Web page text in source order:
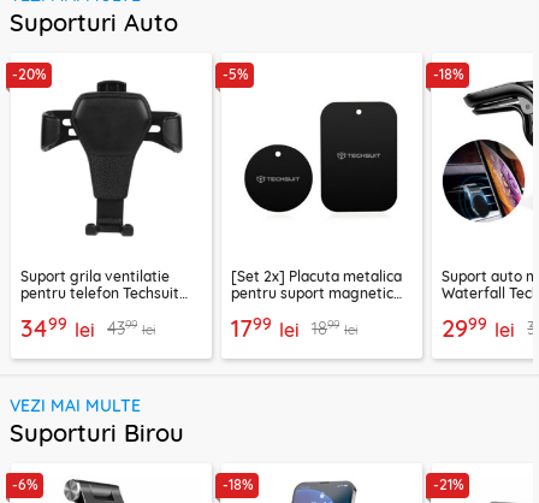
Suporturi Auto
-20%
Suport grila ventilatie
pentru telefon Techsuit
3499 lei 4399 lei
-5%
[Set 2x] Placuta metalica
pentru suport magnetic
negru
1799 lei 1899 lei
-18%
Suport auto
Waterfall
2999 lei
VEZI MAI MULTE
Suporturi Birou
-6% -18% -21%